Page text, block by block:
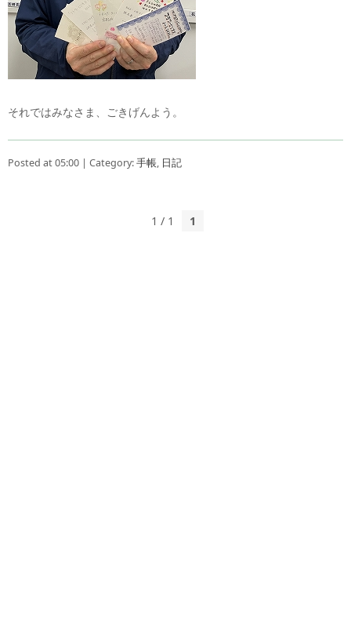
それではみなさま、ごきげんよう。
Posted at 05:00 | Category:手帳, 日記
1 / 1 1